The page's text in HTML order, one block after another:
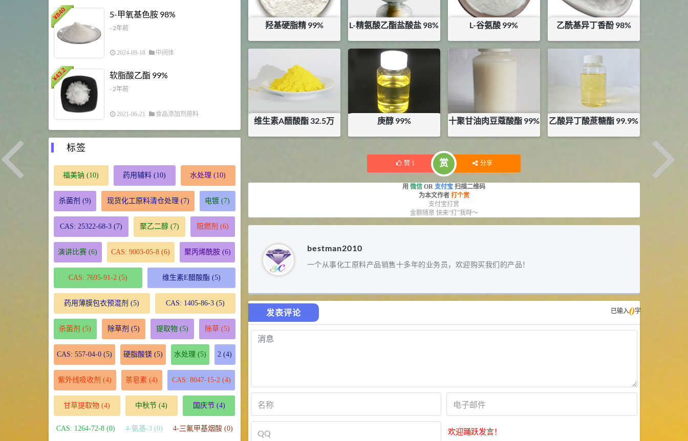
羟基硬脂精 99%
¥96
L-精氨酸乙酯盐酸盐 98%
¥420
库存：
KG
L-谷氨酸 99%
¥21.6
乙酰基异丁香酚 98%
¥380
维生素A醋酸酯 32.5万 庚醇 99% 十聚甘油肉豆蔻酸酯 99%
库存：0KG
乙酸异丁酸蔗糖酯 99.9%
赞 1 赏 分享
用 微信 OR 支付宝 扫描二维码
为本文作者 打个赏
支付宝打赏
金额随意 快来“打”我呀～
bestman2010
一个从事化工原料产品销售十多年的业务员，欢迎购买我们的产品！
发表评论 已输入0字
欢迎踊跃发言！
¥
840 5-甲氧基色胺 98%
- 2年前
2024-09-18 中间体
¥
43.2 软脂酸乙酯 99%
- 2年前
2021-06-21 食品添加剂原料
9 硬脂富马酸钠 99%
浏览量 - 1.54w
化工原料
10 DL-蛋氨酸 99%
浏览量 - 1.48w
2021-06-21 食品添加剂原料
标签
福美钠 (10) 药用辅料 (10) 水处理 (10)
杀菌剂 (9) 现货化工原料清仓处理 (7) 电镀 (7)
CAS: 25322-68-3(7) 聚乙二醇(7) 阻燃剂 (6)
演讲比赛 (6) CAS: 9003-05-8 (6) 聚丙烯酰胺(6)
CAS: 7695-91-2 (5) 维生素E醋酸酯(5)
药用薄膜包衣预混剂 (5) CAS: 1405-86-3(5)
杀菌剂 (5) 除草剂 (5) 提取物(5) 除草(5)
CAS: 557-04-0(5) 硬脂酸镁(5) 水处理 (5) 2 (4)
紫外线吸收剂 (4) 茶皂素 (4) CAS: 8047-15-2 (4)
甘草提取物 (4) 中秋节 (4) 国庆节(4)
CAS: 1264-72-8 (0) 4-氨基-3 (0) 4-三氟甲基烟酸 (0)